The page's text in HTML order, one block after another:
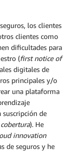
los clientes
clientes como
dificultades para
(first notice of
digitales de
principales y/o
una plataforma
suscripción de
cobertura). He
innovation
de seguros y he